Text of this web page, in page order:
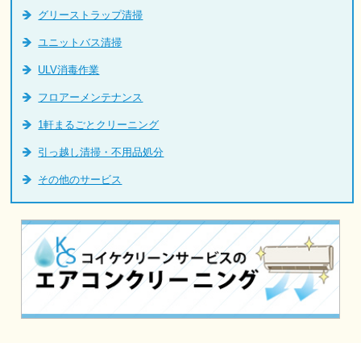
グリーストラップ清掃
ユニットバス清掃
ULV消毒作業
フロアーメンテナンス
1軒まるごとクリーニング
引っ越し清掃・不用品処分
その他のサービス